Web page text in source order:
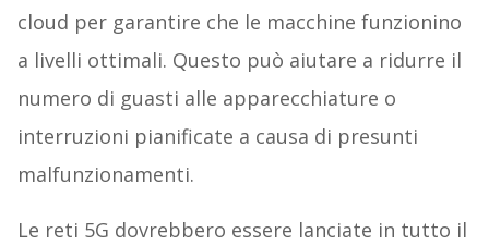
cloud per garantire che le macchine funzionino
a livelli ottimali. Questo può aiutare a ridurre il
numero di guasti alle apparecchiature o
interruzioni pianificate a causa di presunti
malfunzionamenti.
Le reti 5G dovrebbero essere lanciate in tutto il